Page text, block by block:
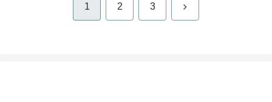
1 2 3 次